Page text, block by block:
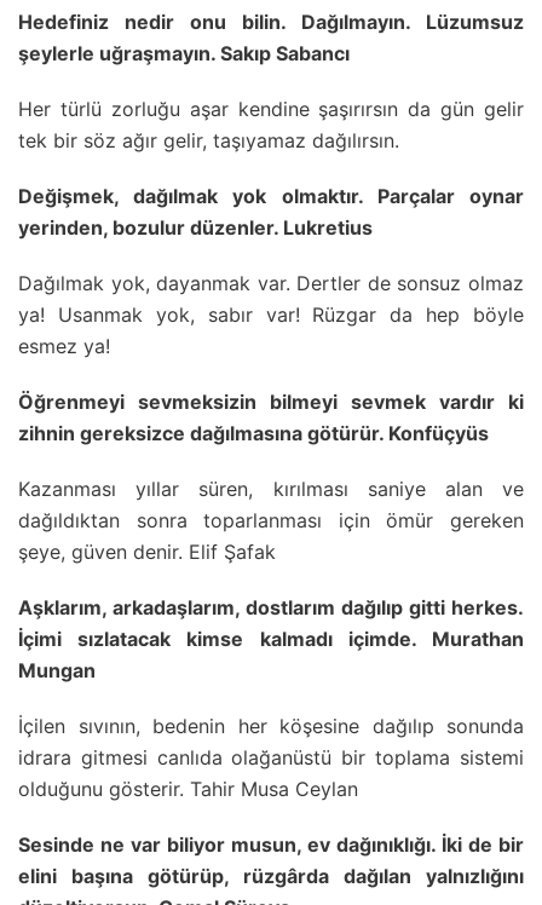
Hedefiniz nedir onu bilin. Dağılmayın. Lüzumsuz
şeylerle uğraşmayın. Sakıp Sabancı
Her türlü zorluğu aşar kendine şaşırırsın da gün gelir
tek bir söz ağır gelir, taşıyamaz dağılırsın.
Değişmek, dağılmak yok olmaktır. Parçalar oynar
yerinden, bozulur düzenler. Lukretius
Dağılmak yok, dayanmak var. Dertler de sonsuz olmaz
ya! Usanmak yok, sabır var! Rüzgar da hep böyle
esmez ya!
Öğrenmeyi sevmeksizin bilmeyi sevmek vardır ki
zihnin gereksizce dağılmasına götürür. Konfüçyüs
Kazanması yıllar süren, kırılması saniye alan ve
dağıldıktan sonra toparlanması için ömür gereken
şeye, güven denir. Elif Şafak
Aşklarım, arkadaşlarım, dostlarım dağılıp gitti herkes.
İçimi sızlatacak kimse kalmadı içimde. Murathan
Mungan
İçilen sıvının, bedenin her köşesine dağılıp sonunda
idrara gitmesi canlıda olağanüstü bir toplama sistemi
olduğunu gösterir. Tahir Musa Ceylan
Sesinde ne var biliyor musun, ev dağınıklığı. İki de bir
elini başına götürüp, rüzgârda dağılan yalnızlığını